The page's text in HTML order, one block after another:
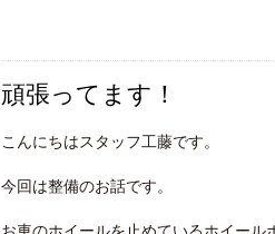
頑張ってます！
こんにちはスタッフ工藤です。
今回は整備のお話です。
お車のホイールを止めているホイール